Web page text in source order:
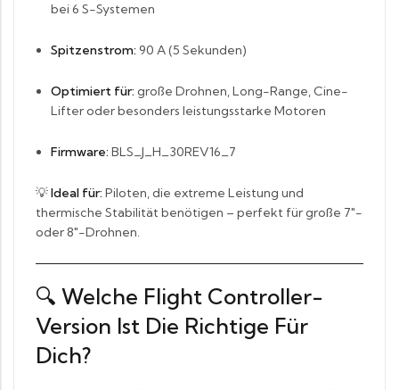
bei 6 S-Systemen
Spitzenstrom: 90 A (5 Sekunden)
Optimiert für: große Drohnen, Long-Range, Cine-
Lifter oder besonders leistungsstarke Motoren
Firmware: BLS_J_H_30REV16_7
💡Ideal für: Piloten, die extreme Leistung und
thermische Stabilität benötigen – perfekt für große 7″-
oder 8″-Drohnen.
🔍 Welche Flight Controller-
Version Ist Die Richtige Für
Dich?